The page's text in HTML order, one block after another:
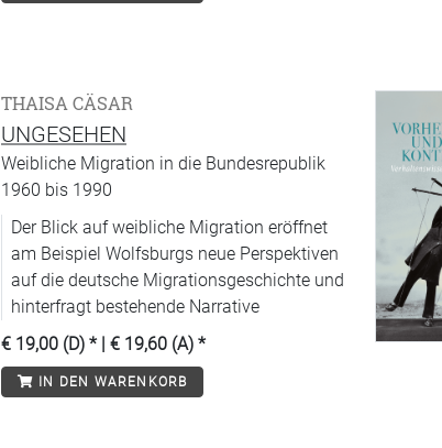
THAISA CÄSAR
UNGESEHEN
Weibliche Migration in die Bundesrepublik
1960 bis 1990
Der Blick auf weibliche Migration eröffnet
am Beispiel Wolfsburgs neue Perspektiven
auf die deutsche Migrationsgeschichte und
hinterfragt bestehende Narrative
€ 19,00 (D) * | € 19,60 (A) *
IN DEN WARENKORB